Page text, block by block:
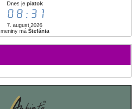
Dnes je piatok
08:31
7. august 2026
meniny má Štefánia